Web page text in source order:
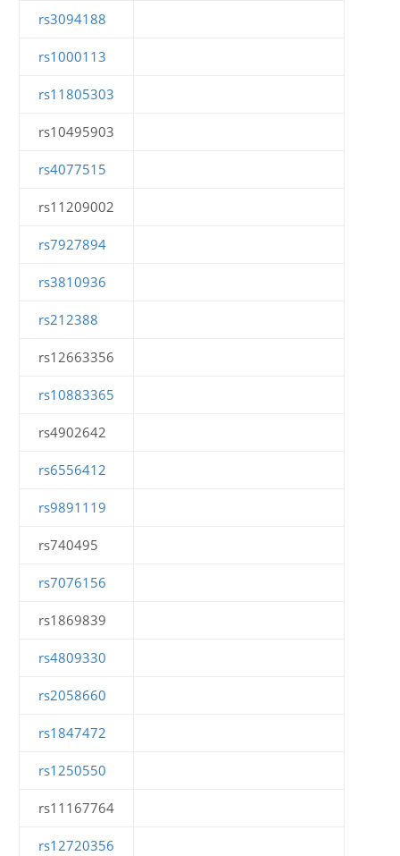
rs3094188
rs1000113
rs11805303
rs10495903
rs4077515
rs11209002
rs7927894
rs3810936
rs212388
rs12663356
rs10883365
rs4902642
rs6556412
rs9891119
rs740495
rs7076156
rs1869839
rs4809330
rs2058660
rs1847472
rs1250550
rs11167764
rs12720356